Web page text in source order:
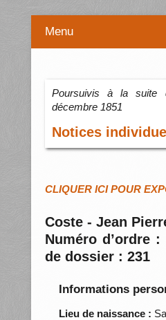
Menu
Poursuivis à la suite
décembre 1851
Notices
CLIQUER ICI POUR
Coste - Jean
Numéro d’ordre
de dossier : 231
Informations
Lieu de naissance :